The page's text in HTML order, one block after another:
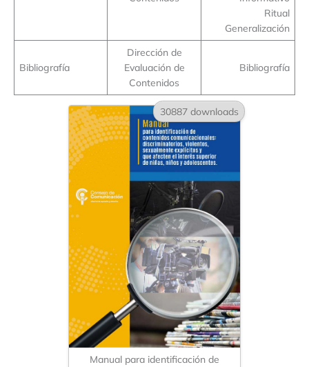
Ritual
Generalización
Bibliografía
Dirección de
Evaluación de
Contenidos
Bibliografía
30887 downloads
Manual para identificación de